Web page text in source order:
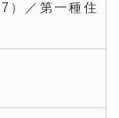
）／第一種住